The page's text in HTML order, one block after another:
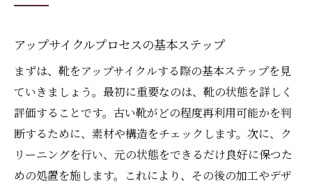
アップサイクルプロセスの基本ステップ
まずは、靴をアップサイクルする際の基本ステップを見
ていきましょう。最初に重要なのは、靴の状態を詳しく
評価することです。古い靴がどの程度再利用可能かを判
断するために、素材や構造をチェックします。次に、ク
リーニングを行い、元の状態をできるだけ良好に保つた
めの処置を施します。これにより、その後の加工やデザ